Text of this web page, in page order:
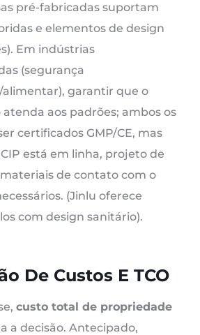
pré-fabricadas suportam
e elementos de design
Em indústrias
(segurança
garantir que o
aos padrões; ambos os
certificados GMP/CE, mas
está em linha, projeto de
de contato com o
(Jinlu oferece
com design sanitário).
De Custos E TCO
custo total de propriedade
a decisão. Antecipado,